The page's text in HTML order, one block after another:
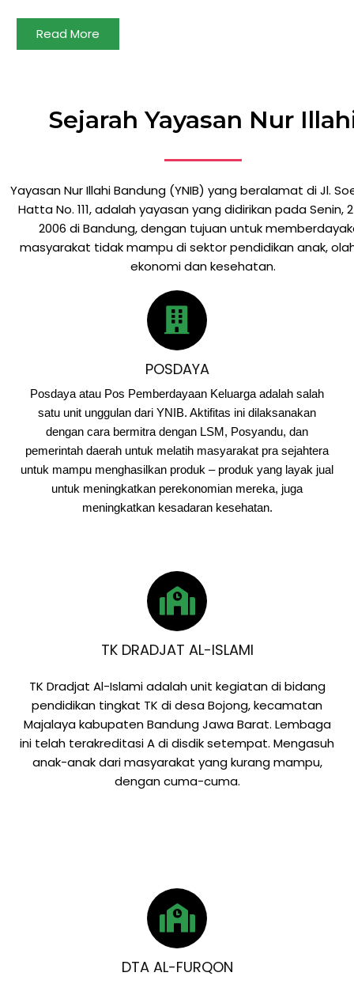
Read More
Sejarah Yayasan Nur
Yayasan Nur Illahi Bandung (YNIB) yang beralamat di Jl.
Hatta No. 111, adalah yayasan yang didirikan pada Senin,
2006 di Bandung, dengan tujuan untuk
masyarakat tidak mampu di sektor pendidikan anak,
ekonomi dan kesehatan.
POSDAYA
Posdaya atau Pos Pemberdayaan Keluarga adalah salah
satu unit unggulan dari YNIB. Aktifitas ini dilaksanakan
dengan cara bermitra dengan LSM, Posyandu, dan
pemerintah daerah untuk melatih masyarakat pra sejahtera
untuk mampu menghasilkan produk – produk yang layak jual
untuk meningkatkan perekonomian mereka, juga
meningkatkan kesadaran kesehatan.
TK DRADJAT AL-ISLAMI
TK Dradjat Al-Islami adalah unit kegiatan di bidang
pendidikan tingkat TK di desa Bojong, kecamatan
Majalaya kabupaten Bandung Jawa Barat. Lembaga
ini telah terakreditasi A di disdik setempat. Mengasuh
anak-anak dari masyarakat yang kurang mampu,
dengan cuma-cuma.
DTA AL-FURQON